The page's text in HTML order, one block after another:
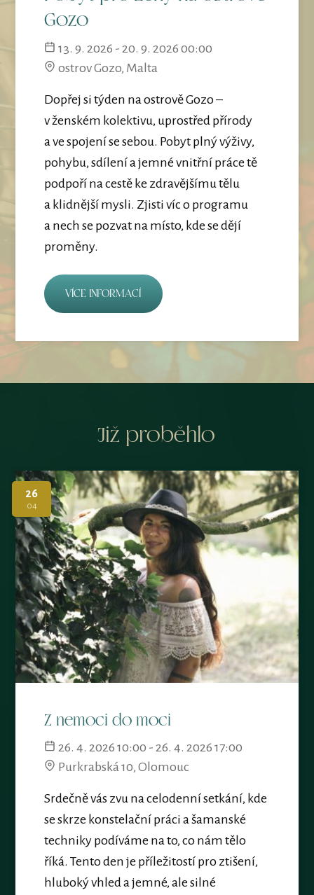
Gozo
13. 9. 2026 - 20. 9. 2026 00:00
ostrov Gozo, Malta
Dopřej si týden na ostrově Gozo –
v ženském kolektivu, uprostřed přírody
a ve spojení se sebou. Pobyt plný výživy,
pohybu, sdílení a jemné vnitřní práce tě
podpoří na cestě ke zdravějšímu tělu
a klidnější mysli. Zjisti víc o programu
a nech se pozvat na místo, kde se dějí
proměny.
Více informací
Již proběhlo
26
04
Z nemoci do moci
26. 4. 2026 10:00 - 26. 4. 2026 17:00
Purkrabská 10, Olomouc
Srdečně vás zvu na celodenní setkání, kde
se skrze konstelační práci a šamanské
techniky podíváme na to, co nám tělo
říká. Tento den je příležitostí pro ztišení,
hluboký vhled a jemné, ale silné